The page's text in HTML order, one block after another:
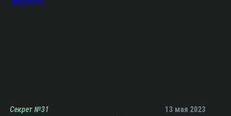
Секрет №31 13 мая 2023